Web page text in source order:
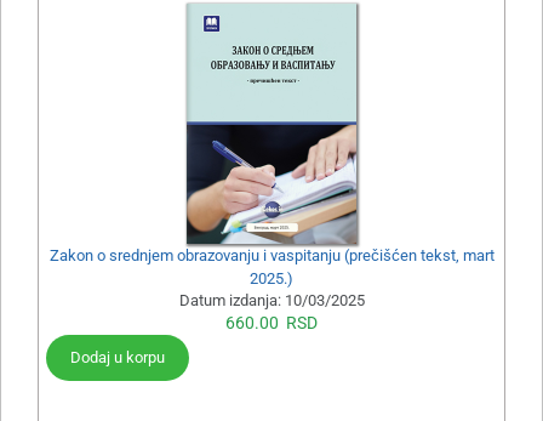
Zakon o srednjem obrazovanju i vaspitanju (prečišćen tekst, mart
2025.)
Datum izdanja: 10/03/2025
660.00 RSD
Dodaj u korpu